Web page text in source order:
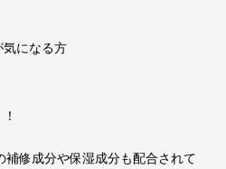
気になる方
補修成分や保湿成分も配合されて